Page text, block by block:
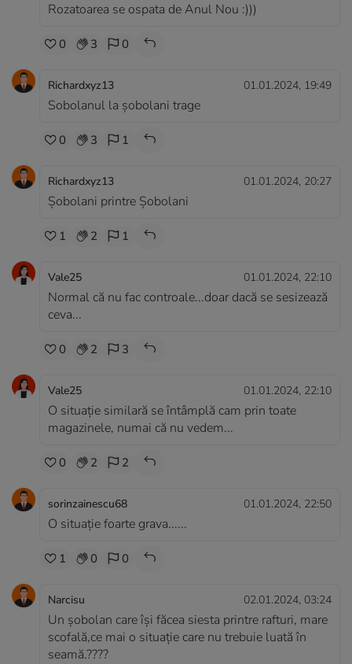
Rozatoarea se ospata de Anul Nou :)))
0 3 0
Richardxyz13 01.01.2024, 19:49
Sobolanul la șobolani trage
0 3 1
Richardxyz13 01.01.2024, 20:27
Șobolani printre Șobolani
1 2 1
Vale25 01.01.2024, 22:10
Normal că nu fac controale...doar dacă se sesizează
ceva...
0 2 3
Vale25 01.01.2024, 22:10
O situație similară se întâmplă cam prin toate
magazinele, numai că nu vedem...
0 2 2
sorinzainescu68 01.01.2024, 22:50
O situație foarte grava......
1 0 0
Narcisu 02.01.2024, 03:24
Un șobolan care își făcea siesta printre rafturi, mare
scofală,ce mai o situație care nu trebuie luată în
seamă.????